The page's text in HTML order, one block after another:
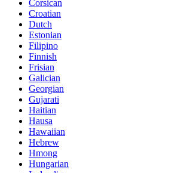
Corsican
Croatian
Dutch
Estonian
Filipino
Finnish
Frisian
Galician
Georgian
Gujarati
Haitian
Hausa
Hawaiian
Hebrew
Hmong
Hungarian